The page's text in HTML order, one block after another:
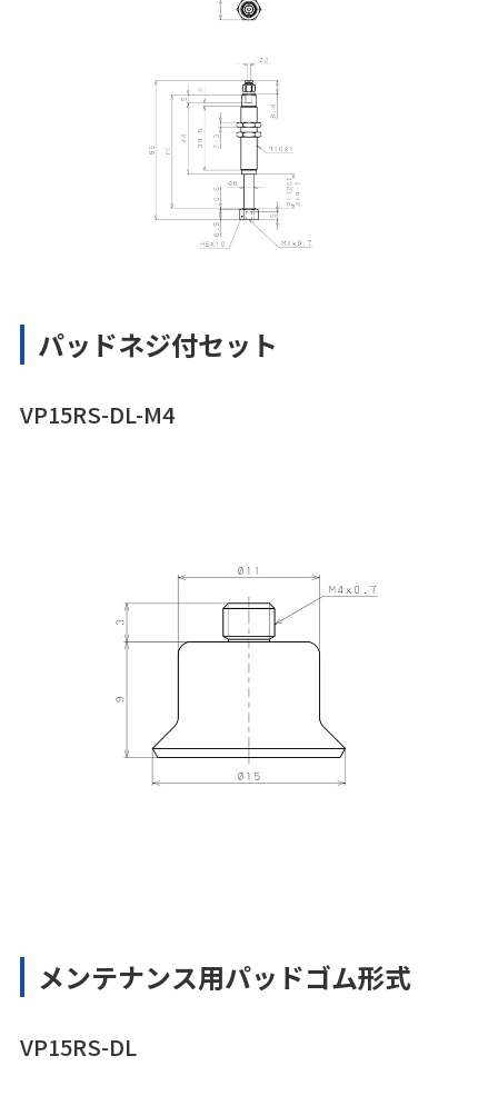
パッドネジ付セット
VP15RS-DL-M4
メンテナンス用パッドゴム形式
VP15RS-DL